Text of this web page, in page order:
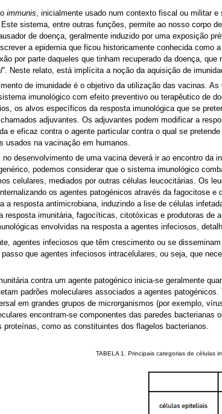
immunis , inicialmente usado num contexto fiscal ou militar
sistema, entre outras funções, permite ao nosso corpo
de doença, geralmente induzido por uma exposição
a epidemia que ficou historicamente conhecida como a
por parte daqueles que tinham recuperado da doença,
”. Neste relato, está implícita a noção da aquisição de
de imunidade é o objetivo da utilização das vacinas.
imunológico com efeito preventivo ou terapêutico de
os alvos específicos da resposta imunológica que se
adjuvantes. Os adjuvantes podem modificar a
e eficaz contra o agente particular contra o qual se
usados na vacinação em humanos.
no desenvolvimento de uma vacina deverá ir ao encontro
podemos considerar que o sistema imunológico
celulares, mediados por outras células leucocitárias. Os
os agentes patogénicos através da fagocitose
a resposta antimicrobiana, induzindo a lise de células
resposta imunitária, fagocíticas, citotóxicas e produtoras de
envolvidas na resposta a agentes infeciosos,
agentes infeciosos que têm crescimento ou se
passo que agentes infeciosos intracelulares, ou seja, que
contra um agente patogénico inicia-se geralmente
padrões moleculares associados a agentes
em grandes grupos de microrganismos (por exemplo,
encontram-se componentes das paredes
proteínas, como as constituintes dos flagelos bacterianos.
TABELA 1. Principais categorias de células